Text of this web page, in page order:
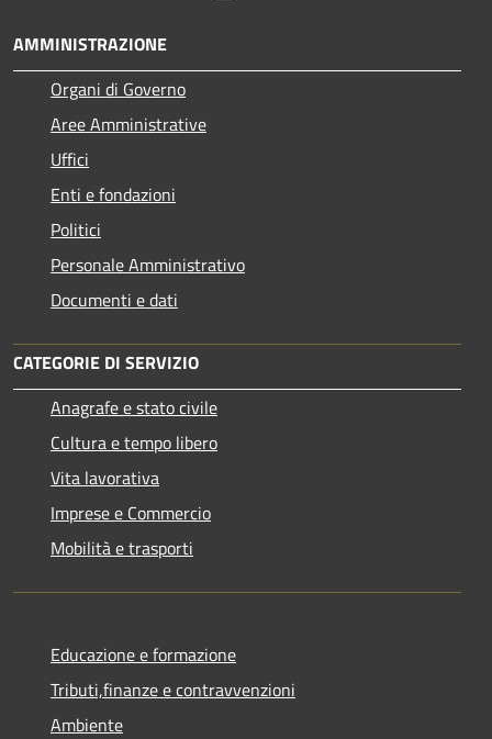
AMMINISTRAZIONE
Organi di Governo
Aree Amministrative
Uffici
Enti e fondazioni
Politici
Personale Amministrativo
Documenti e dati
CATEGORIE DI SERVIZIO
Anagrafe e stato civile
Cultura e tempo libero
Vita lavorativa
Imprese e Commercio
Mobilità e trasporti
Educazione e formazione
Tributi,finanze e contravvenzioni
Ambiente